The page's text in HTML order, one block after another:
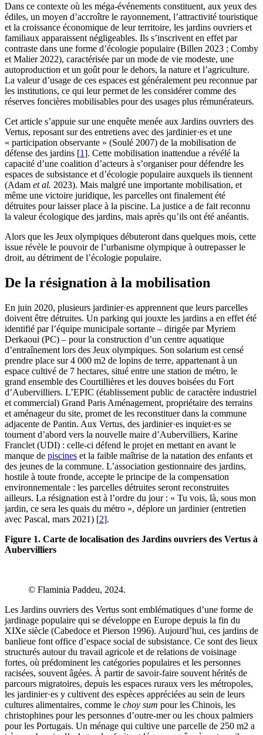
Dans ce contexte où les méga-événements constituent, aux yeux des
édiles, un moyen d’accroître le rayonnement, l’attractivité touristique
et la croissance économique de leur territoire, les jardins ouvriers et
familiaux apparaissent négligeables. Ils s’inscrivent en effet par
contraste dans une forme d’écologie populaire (Billen 2023 ; Comby
et Malier 2022), caractérisée par un mode de vie modeste, une
autoproduction et un goût pour le dehors, la nature et l’agriculture.
La valeur d’usage de ces espaces est généralement peu reconnue par
les institutions, ce qui leur permet de les considérer comme des
réserves foncières mobilisables pour des usages plus rémunérateurs.
Cet article s’appuie sur une enquête menée aux Jardins ouvriers des
Vertus, reposant sur des entretiens avec des jardinier·es et une
« participation observante » (Soulé 2007) de la mobilisation de
défense des jardins [1]. Cette mobilisation inattendue a révélé la
capacité d’une coalition d’acteurs à s’organiser pour défendre les
espaces de subsistance et d’écologie populaire auxquels ils tiennent
(Adam et al. 2023). Mais malgré une importante mobilisation, et
même une victoire juridique, les parcelles ont finalement été
détruites pour laisser place à la piscine. La justice a de fait reconnu
la valeur écologique des jardins, mais après qu’ils ont été anéantis.
Alors que les Jeux olympiques débuteront dans quelques mois, cette
issue révèle le pouvoir de l’urbanisme olympique à outrepasser le
droit, au détriment de l’écologie populaire.
De la résignation à la mobilisation
En juin 2020, plusieurs jardinier·es apprennent que leurs parcelles
doivent être détruites. Un parking qui jouxte les jardins a en effet été
identifié par l’équipe municipale sortante – dirigée par Myriem
Derkaoui (PC) – pour la construction d’un centre aquatique
d’entraînement lors des Jeux olympiques. Son solarium est censé
prendre place sur 4 000 m2 de lopins de terre, appartenant à un
espace cultivé de 7 hectares, situé entre une station de métro, le
grand ensemble des Courtillières et les douves boisées du Fort
d’Aubervilliers. L’EPIC (établissement public de caractère industriel
et commercial) Grand Paris Aménagement, propriétaire des terrains
et aménageur du site, promet de les reconstituer dans la commune
adjacente de Pantin. Aux Vertus, des jardinier·es inquiet·es se
tournent d’abord vers la nouvelle maire d’Aubervilliers, Karine
Franclet (UDI) : celle-ci défend le projet en mettant en avant le
manque de piscines et la faible maîtrise de la natation des enfants et
des jeunes de la commune. L’association gestionnaire des jardins,
hostile à toute fronde, accepte le principe de la compensation
environnementale : les parcelles détruites seront reconstruites
ailleurs. La résignation est à l’ordre du jour : « Tu vois, là, sous mon
jardin, ce sera les quais du métro », déplore un jardinier (entretien
avec Pascal, mars 2021) [2].
Figure 1. Carte de localisation des Jardins ouvriers des Vertus à
Aubervilliers
© Flaminia Paddeu, 2024.
Les Jardins ouvriers des Vertus sont emblématiques d’une forme de
jardinage populaire qui se développe en Europe depuis la fin du
XIXe siècle (Cabedoce et Pierson 1996). Aujourd’hui, ces jardins de
banlieue font office d’espace social de subsistance. Ce sont des lieux
structurés autour du travail agricole et de relations de voisinage
fortes, où prédominent les catégories populaires et les personnes
racisées, souvent âgées. À partir de savoir-faire souvent hérités de
parcours migratoires, depuis les espaces ruraux vers les métropoles,
les jardinier·es y cultivent des espèces appréciées au sein de leurs
cultures alimentaires, comme le choy sum pour les Chinois, les
christophines pour les personnes d’outre-mer ou les choux palmiers
pour les Portugais. Un ménage qui cultive une parcelle de 250 m2 a